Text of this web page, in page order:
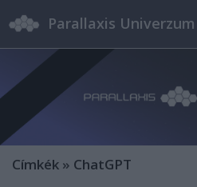
Parallaxis Univerzum
Címkék » ChatGPT